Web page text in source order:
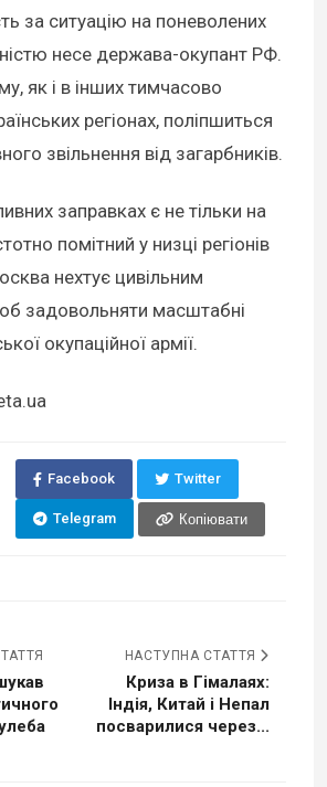
за ситуацію на поневолених
несе держава-окупант РФ.
як і в інших тимчасово
регіонах, поліпшиться
звільнення від загарбників.
заправках є не тільки на
помітний у низці регіонів
нехтує цивільним
задовольняти масштабні
окупаційної армії.
Facebook Twitter
Telegram Копіювати
НАСТУПНА СТАТТЯ
Криза в Гімалаях:
Індія, Китай і Непал
посварилися через...